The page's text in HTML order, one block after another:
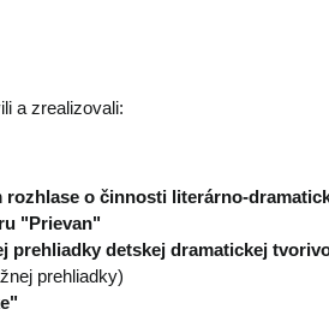
a zrealizovali:
rozhlase o činnosti literárno-
"Prievan"
prehliadky detskej dramatickej
prehliadky)